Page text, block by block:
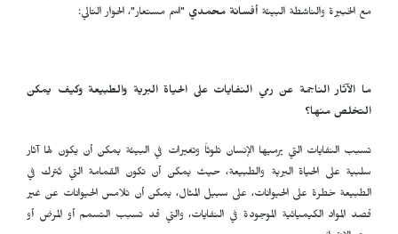
مع الخبيرة والناشطة البيئة أفسانة محمدي "اسم مستعار"، الحوار التالي:
ما الآثار الناجمة عن رمي النفايات على الحياة البرية والطبيعة وكيف يمكن
التخلص منها؟
تسبب النفايات التي يرميها الإنسان تلوثاً وتغيرات في البيئة يمكن أن يكون لها آثار
سلبية على الحياة البرية والطبيعة، حيث يمكن أن تكون القمامة التي تُترك في
الطبيعة خطرة على الحيوانات، على سبيل المثال، يمكن أن تلامس الحيوانات عن غير
قصد المواد الكيميائية الموجودة في النفايات، والتي قد تسبب التسمم أو المرض أو